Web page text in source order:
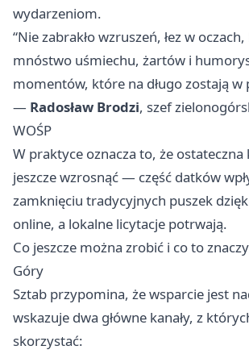
wydarzeniom.
“Nie zabrakło wzruszeń, łez w oczach,
mnóstwo uśmiechu, żartów i
momentów, które na długo zostają w
— Radosław Brodzi, szef
WOŚP
W praktyce oznacza to, że
jeszcze wzrosnąć — część datków
zamknięciu tradycyjnych puszek
online, a lokalne licytacje potrwają.
Co jeszcze można zrobić i co to
Góry
Sztab przypomina, że wsparcie jest
wskazuje dwa główne kanały, z
skorzystać: